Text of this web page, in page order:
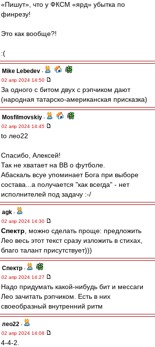
«Пишут», что у ФКСМ «ярд» убытка по
финрезу!
Это как вообще?!
:(
Mike Lebedev -
02 апр 2024 14:50
За одного с битом двух с рэпчиком дают
(народная татарско-американская присказка)
Mosfilmovskiy -
02 апр 2024 14:45
to лео22
Спасибо, Алексей!
Так не хватает на ВВ о футболе.
Абаскаль всуе упоминает Бога при выборе
состава...а получается "как всегда" - нет
исполнителей под задачу :-/
agk -
02 апр 2024 14:30
Спектр , можно сделать проще: предложить
Лео весь этот текст сразу изложить в стихах,
благо талант присутствует)))
Спектр -
02 апр 2024 14:27
Надо придумать какой-нибудь бит и мессаги
Лео зачитать рэпчиком. Есть в них
своеобразный внутренний ритм
лео22 -
02 апр 2024 14:08
4-4-2.